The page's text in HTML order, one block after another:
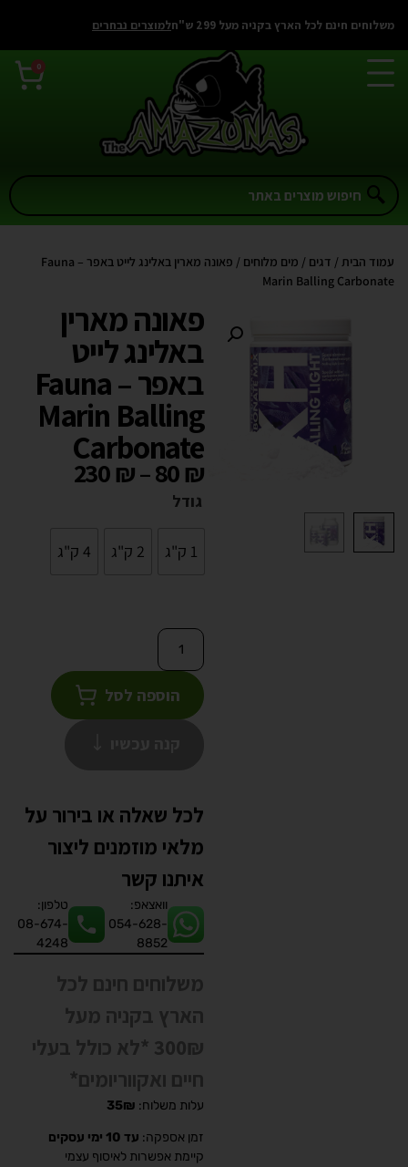
משלוחים חינם לכל הארץ בקניה מעל 299 ש"ח למוצרים נבחרים
0
עמוד הבית / דגים / מים מלוחים
/ פאונה מארין באלינג לייט באפר – Fauna
Marin Balling Carbonate
פאונה מארין
באלינג לייט
באפר – Fauna
Marin Balling
Carbonate
80₪
–
230₪
גודל
1 ק"ג 2 ק"ג 4 ק"ג
הוספה לסל
לכל שאלה או בירור על
מלאי מוזמנים ליצור
איתנו קשר
וואצאפ:
054-628-
8852
טלפון:
08-674-
4248
משלוחים חינם לכל
הארץ בקניה מעל
300₪ *לא כולל בעלי
חיים ואקווריומים*
עלות משלוח: 35₪
זמן אספקה: עד 10 ימי עסקים
קיימת אפשרות לאיסוף עצמי